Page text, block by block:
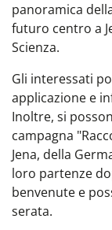
panoramica
futuro centro a
Scienza.
Gli interessati
applicazione e
Inoltre, si
campagna
Jena, della
loro partenze
benvenute e
serata.